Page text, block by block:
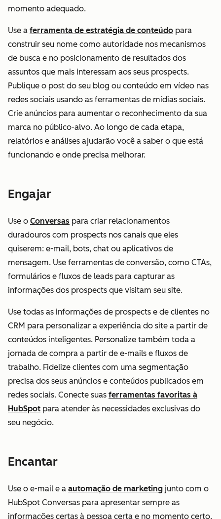
momento adequado.
Use a ferramenta de estratégia de conteúdo para
construir seu nome como autoridade nos mecanismos
de busca e no posicionamento de resultados dos
assuntos que mais interessam aos seus prospects.
Publique o post do seu blog ou conteúdo em vídeo nas
redes sociais usando as ferramentas de mídias sociais.
Crie anúncios para aumentar o reconhecimento da sua
marca no público-alvo. Ao longo de cada etapa,
relatórios e análises ajudarão você a saber o que está
funcionando e onde precisa melhorar.
Engajar
Use o Conversas para criar relacionamentos
duradouros com prospects nos canais que eles
quiserem: e-mail, bots, chat ou aplicativos de
mensagem. Use ferramentas de conversão, como CTAs,
formulários e fluxos de leads para capturar as
informações dos prospects que visitam seu site.
Use todas as informações de prospects e de clientes no
CRM para personalizar a experiência do site a partir de
conteúdos inteligentes. Personalize também toda a
jornada de compra a partir de e-mails e fluxos de
trabalho. Fidelize clientes com uma segmentação
precisa dos seus anúncios e conteúdos publicados em
redes sociais. Conecte suas ferramentas favoritas à
HubSpot para atender às necessidades exclusivas do
seu negócio.
Encantar
Use o e-mail e a automação de marketing junto com o
HubSpot Conversas para apresentar sempre as
informações certas à pessoa certa e no momento certo.